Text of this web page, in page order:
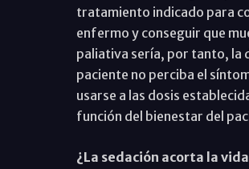
tratamiento indicado para
enfermo y conseguir que
paliativa sería, por tanto, la
paciente no perciba el
usarse a las dosis
función del bienestar del
¿La sedación acorta la